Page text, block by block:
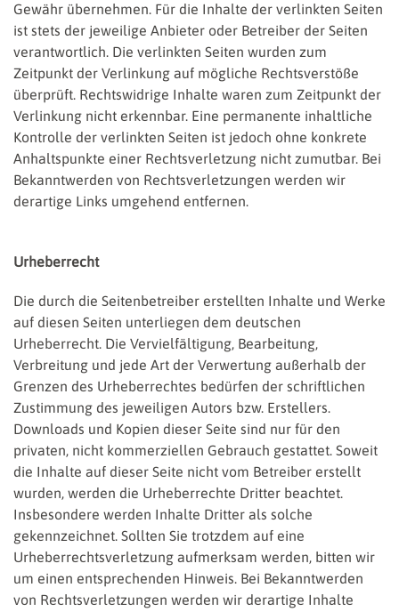
Gewähr übernehmen. Für die Inhalte der verlinkten Seiten
ist stets der jeweilige Anbieter oder Betreiber der Seiten
verantwortlich. Die verlinkten Seiten wurden zum
Zeitpunkt der Verlinkung auf mögliche Rechtsverstöße
überprüft. Rechtswidrige Inhalte waren zum Zeitpunkt der
Verlinkung nicht erkennbar. Eine permanente inhaltliche
Kontrolle der verlinkten Seiten ist jedoch ohne konkrete
Anhaltspunkte einer Rechtsverletzung nicht zumutbar. Bei
Bekanntwerden von Rechtsverletzungen werden wir
derartige Links umgehend entfernen.
Urheberrecht
Die durch die Seitenbetreiber erstellten Inhalte und Werke
auf diesen Seiten unterliegen dem deutschen
Urheberrecht. Die Vervielfältigung, Bearbeitung,
Verbreitung und jede Art der Verwertung außerhalb der
Grenzen des Urheberrechtes bedürfen der schriftlichen
Zustimmung des jeweiligen Autors bzw. Erstellers.
Downloads und Kopien dieser Seite sind nur für den
privaten, nicht kommerziellen Gebrauch gestattet. Soweit
die Inhalte auf dieser Seite nicht vom Betreiber erstellt
wurden, werden die Urheberrechte Dritter beachtet.
Insbesondere werden Inhalte Dritter als solche
gekennzeichnet. Sollten Sie trotzdem auf eine
Urheberrechtsverletzung aufmerksam werden, bitten wir
um einen entsprechenden Hinweis. Bei Bekanntwerden
von Rechtsverletzungen werden wir derartige Inhalte